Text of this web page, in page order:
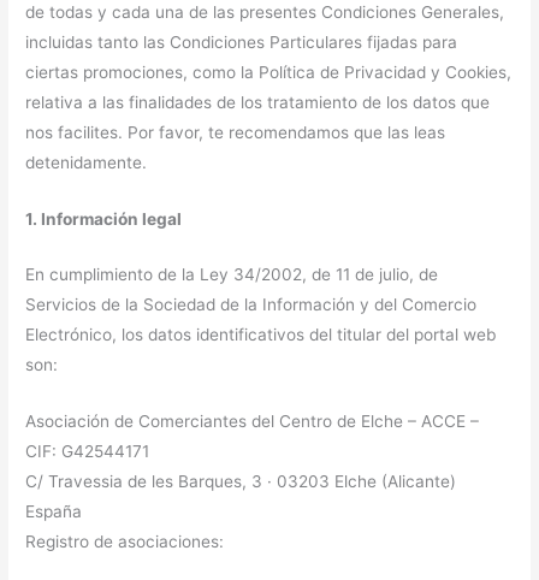
de todas y cada una de las presentes Condiciones Generales,
incluidas tanto las Condiciones Particulares fijadas para
ciertas promociones, como la Política de Privacidad y Cookies,
relativa a las finalidades de los tratamiento de los datos que
nos facilites. Por favor, te recomendamos que las leas
detenidamente.
1. Información legal
En cumplimiento de la Ley 34/2002, de 11 de julio, de
Servicios de la Sociedad de la Información y del Comercio
Electrónico, los datos identificativos del titular del portal web
son:
Asociación de Comerciantes del Centro de Elche – ACCE –
CIF: G42544171
C/ Travessia de les Barques, 3 · 03203 Elche (Alicante)
España
Registro de asociaciones: